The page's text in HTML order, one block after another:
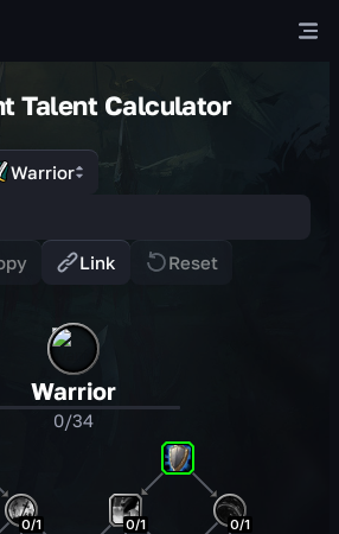
Talent Calculator
Warrior
Link Reset
Warrior
0/34
0/1
0/1
0/1